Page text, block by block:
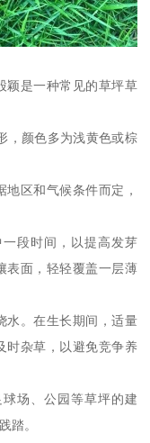
颖是一种常见的草坪草
，颜色多为浅黄色或棕
区和气候条件而定，
段时间，以提高发芽
表面，轻轻覆盖一层薄
水。在生长期间，适量
时杂草，以避免竞争养
场、公园等草坪的建
踏。